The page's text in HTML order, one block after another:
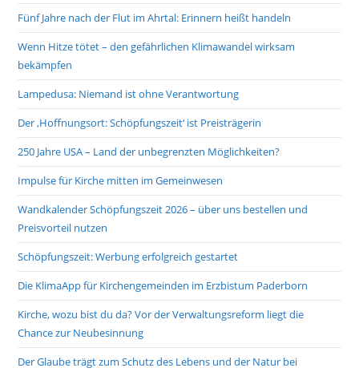
Fünf Jahre nach der Flut im Ahrtal: Erinnern heißt handeln
Wenn Hitze tötet – den gefährlichen Klimawandel wirksam
bekämpfen
Lampedusa: Niemand ist ohne Verantwortung
Der ‚Hoffnungsort: Schöpfungszeit‘ ist Preisträgerin
250 Jahre USA – Land der unbegrenzten Möglichkeiten?
Impulse für Kirche mitten im Gemeinwesen
Wandkalender Schöpfungszeit 2026 – über uns bestellen und
Preisvorteil nutzen
Schöpfungszeit: Werbung erfolgreich gestartet
Die KlimaApp für Kirchengemeinden im Erzbistum Paderborn
Kirche, wozu bist du da? Vor der Verwaltungsreform liegt die
Chance zur Neubesinnung
Der Glaube trägt zum Schutz des Lebens und der Natur bei